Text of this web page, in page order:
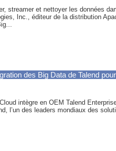
streamer et nettoyer les données
Inc., éditeur de la distribution
des Big Data de Talend
intègre en OEM Talend
l’un des leaders mondiaux des